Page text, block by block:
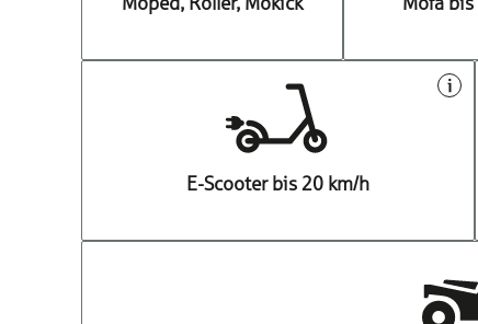
E-Scooter bis 20 km/h